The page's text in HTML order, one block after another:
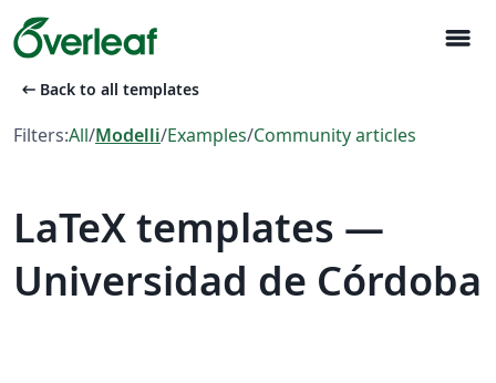
menu
arrow_left_alt Back to all templates
Filters:All/Modelli/Examples/Community articles
LaTeX templates —
Universidad de Córdoba